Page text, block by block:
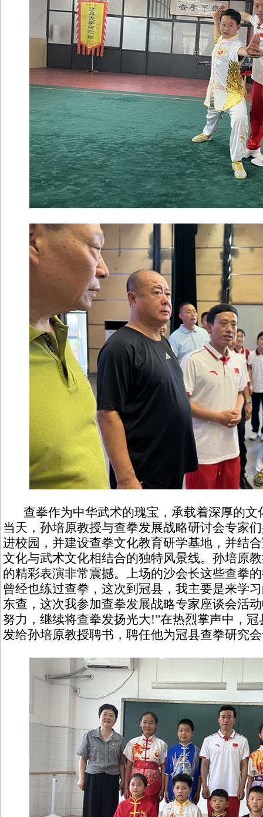
查拳作为中华武术的瑰宝，承载着深厚的文
当天，孙培原教授与查拳发展战略研讨会专家
进校园，并建设查拳文化教育研学基地，并结
文化与武术文化相结合的独特风景线。孙培原
的精彩表演非常震撼。上场的沙会长这些查拳
曾经也练过查拳，这次到冠县，我主要是来学
东查，这次我参加查拳发展战略专家座谈会活
努力，继续将查拳发扬光大!”在热烈掌声中，
发给孙培原教授聘书，聘任他为冠县查拳研究